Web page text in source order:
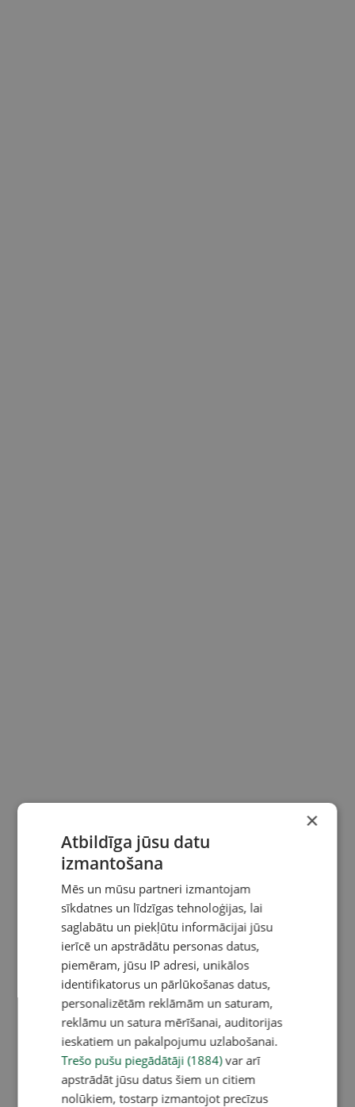
×
Atbildīga jūsu datu
izmantošana
Mēs un mūsu partneri izmantojam
sīkdatnes un līdzīgas tehnoloģijas, lai
saglabātu un piekļūtu informācijai jūsu
ierīcē un apstrādātu personas datus,
piemēram, jūsu IP adresi, unikālos
identifikatorus un pārlūkošanas datus,
personalizētām reklāmām un saturam,
reklāmu un satura mērīšanai, auditorijas
ieskatiem un pakalpojumu uzlabošanai.
Trešo pušu piegādātāji (1884)var arī
apstrādāt jūsu datus šiem un citiem
nolūkiem, tostarp izmantojot precīzus